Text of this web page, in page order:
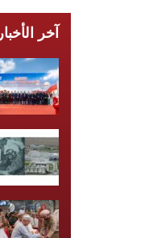
آخر الأخبار